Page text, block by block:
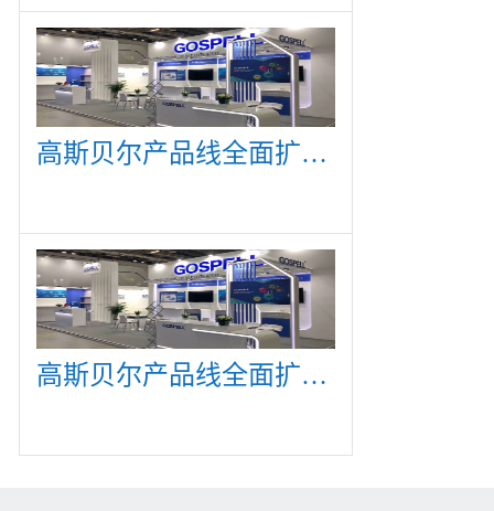
高斯贝尔产品线全面扩展，众多新产品亮相CommunicAsia 2019
高斯贝尔产品线全面扩展，众多新产品亮相CommunicAsia 2019